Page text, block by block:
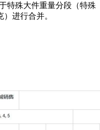
特殊大件重量分段（特殊
进行合并。